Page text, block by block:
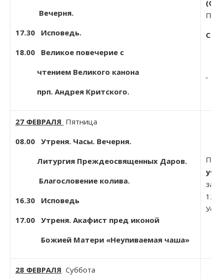
Вечерня.
17.30 Исповедь.
18.00 Великое повечерие с
чтением Великого канона
прп. Андрея Критского.
27 ФЕВРАЛЯ Пятница
08.00 Утреня. Часы. Вечерня.
Литургия Преждеосвященных Даров.
Благословение колива.
16.30 Исповедь
17.00 Утреня. Акафист пред иконой
Божией Матери «Неупиваемая чаша»
12-
28 ФЕВРАЛЯ Суббота